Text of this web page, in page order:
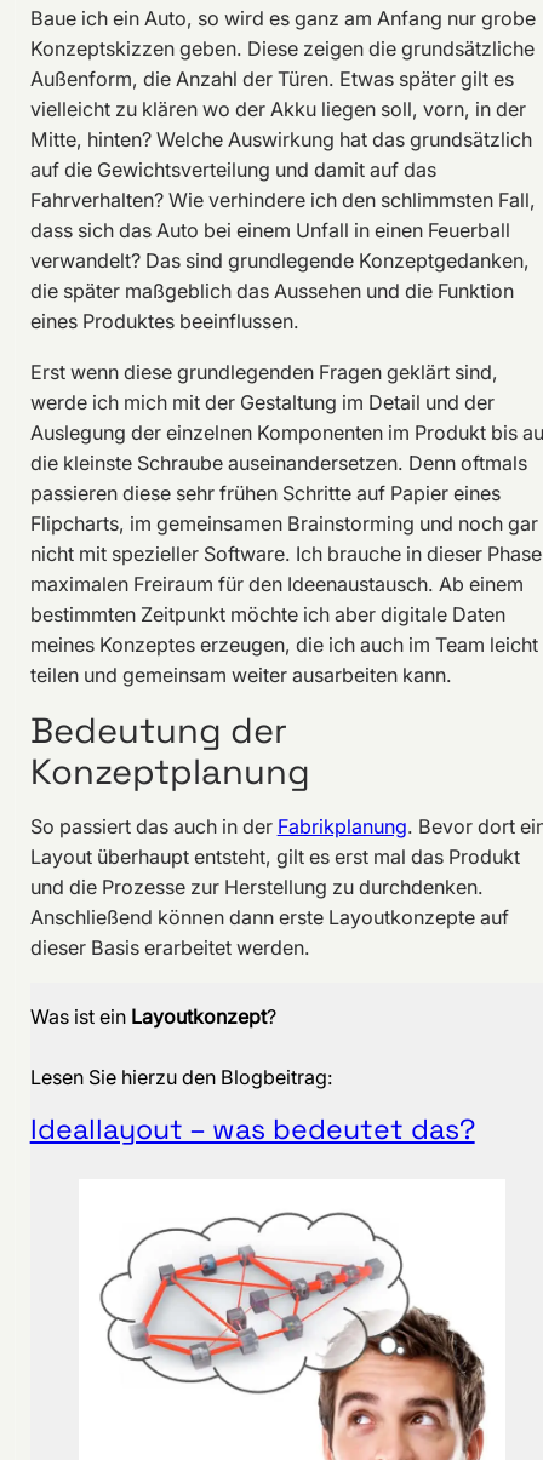
Baue ich ein Auto, so wird es ganz am Anfang nur grobe
Konzeptskizzen geben. Diese zeigen die grundsätzliche
Außenform, die Anzahl der Türen. Etwas später gilt es
vielleicht zu klären wo der Akku liegen soll, vorn, in der
Mitte, hinten? Welche Auswirkung hat das grundsätzlich
auf die Gewichtsverteilung und damit auf das
Fahrverhalten? Wie verhindere ich den schlimmsten Fall,
dass sich das Auto bei einem Unfall in einen Feuerball
verwandelt? Das sind grundlegende Konzeptgedanken,
die später maßgeblich das Aussehen und die Funktion
eines Produktes beeinflussen.
Erst wenn diese grundlegenden Fragen geklärt sind,
werde ich mich mit der Gestaltung im Detail und der
Auslegung der einzelnen Komponenten im Produkt bis
die kleinste Schraube auseinandersetzen. Denn oftmals
passieren diese sehr frühen Schritte auf Papier eines
Flipcharts, im gemeinsamen Brainstorming und noch gar
nicht mit spezieller Software. Ich brauche in dieser Phase
maximalen Freiraum für den Ideenaustausch. Ab einem
bestimmten Zeitpunkt möchte ich aber digitale Daten
meines Konzeptes erzeugen, die ich auch im Team leicht
teilen und gemeinsam weiter ausarbeiten kann.
Bedeutung der
Konzeptplanung
So passiert das auch in der Fabrikplanung. Bevor dort
Layout überhaupt entsteht, gilt es erst mal das Produkt
und die Prozesse zur Herstellung zu durchdenken.
Anschließend können dann erste Layoutkonzepte auf
dieser Basis erarbeitet werden.
Was ist ein Layoutkonzept?
Lesen Sie hierzu den Blogbeitrag:
Ideallayout – was bedeutet das?